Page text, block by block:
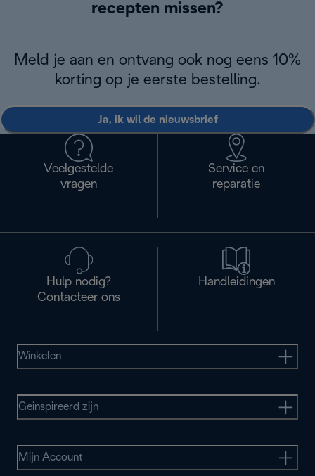
recepten missen?
Meld je aan en ontvang ook nog eens 10%
korting op je eerste bestelling.
Ja, ik wil de nieuwsbrief
Veelgestelde
vragen
Service en
reparatie
Hulp nodig?
Contacteer ons
Handleidingen
Winkelen
Geinspireerd zijn
Mijn Account